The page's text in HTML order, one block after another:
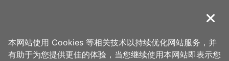
導覽
首页 > 想去的地方 > 住宿 > 福容大饭店-桃园店
关闭
本网站使用 Cookies 等相关技术以持续优化网站服务，并
有助于为您提供更佳的体验，当您继续使用本网站即表示您